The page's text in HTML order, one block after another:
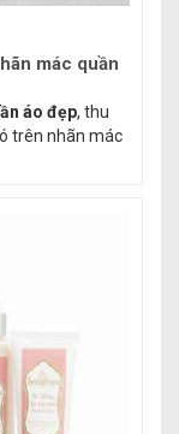
mác quần
áo đẹp, thu
trên nhãn mác